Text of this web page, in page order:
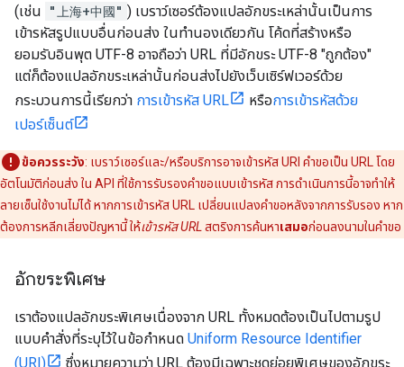
(เช่น "上海+中國" ) เบราว์เซอร์ต้องแปลอักขระเหล่านั้นเป็นการ
เข้ารหัสรูปแบบอื่นก่อนส่ง ในทํานองเดียวกัน โค้ดที่สร้างหรือ
ยอมรับอินพุต UTF-8 อาจถือว่า URL ที่มีอักขระ UTF-8 "ถูกต้อง"
แต่ก็ต้องแปลอักขระเหล่านั้นก่อนส่งไปยังเว็บเซิร์ฟเวอร์ด้วย
กระบวนการนี้เรียกว่า การเข้ารหัส URL หรือการเข้ารหัสด้วย
เปอร์เซ็นต์
ข้อควรระวัง: เบราว์เซอร์และ/หรือบริการอาจเข้ารหัส URI คำขอเป็น URL โดย
อัตโนมัติก่อนส่ง ใน API ที่ใช้การรับรองคําขอแบบเข้ารหัส การดำเนินการนี้อาจทำให้
ลายเซ็นใช้งานไม่ได้ หากการเข้ารหัส URL เปลี่ยนแปลงคําขอหลังจากการรับรอง หาก
ต้องการหลีกเลี่ยงปัญหานี้ ให้เข้ารหัส URL สตริงการค้นหาเสมอก่อนลงนามในคำขอ
อักขระพิเศษ
เราต้องแปลอักขระพิเศษเนื่องจาก URL ทั้งหมดต้องเป็นไปตามรูป
แบบคำสั่งที่ระบุไว้ในข้อกำหนด Uniform Resource Identifier
(URI)
ซึ่งหมายความว่า URL ต้องมีเฉพาะชุดย่อยพิเศษของอักขระ